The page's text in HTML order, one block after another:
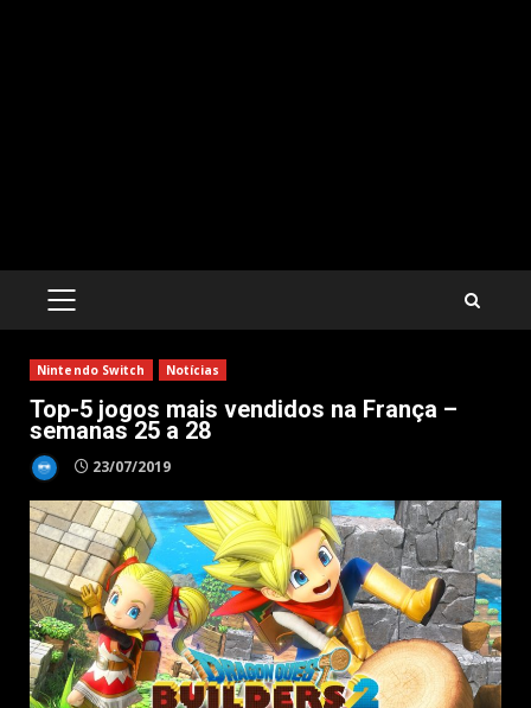
PRIMARY
Nintendo Switch Notícias
Top-5 jogos mais vendidos na França –
semanas 25 a 28
23/07/2019